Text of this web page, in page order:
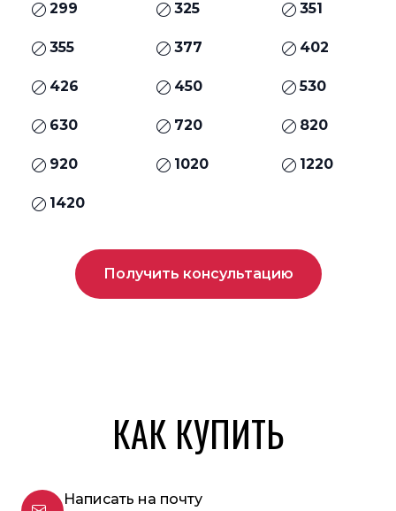
299 325 351
355 377 402
426 450 530
630 720 820
920 1020 1220
1420
Получить консультацию
КАК КУПИТЬ
Написать на почту